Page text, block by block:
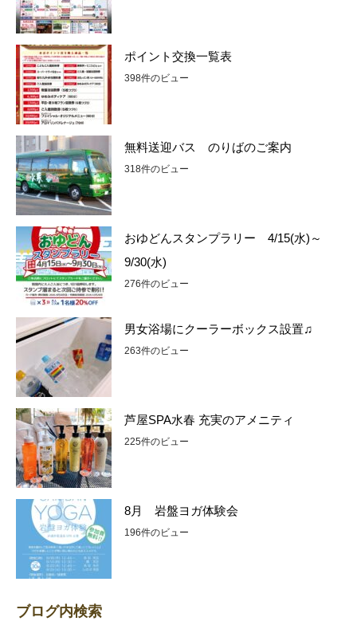
ポイント交換一覧表
398件のビュー
無料送迎バス のりばのご案内
318件のビュー
おゆどんスタンプラリー 4/15(水)～
9/30(水)
276件のビュー
男女浴場にクーラーボックス設置♫
263件のビュー
芦屋SPA水春 充実のアメニティ
225件のビュー
8月 岩盤ヨガ体験会
196件のビュー
ブログ内検索